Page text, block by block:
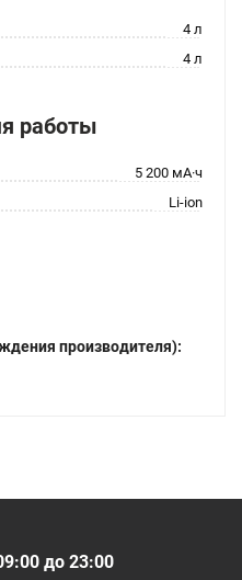
4 л
4 л
работы
5 200 мА·ч
Li-ion
производителя):
до 23:00